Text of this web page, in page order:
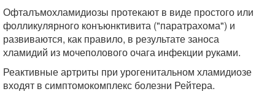
Офталъмохламидиозы протекают в виде простого или
фолликулярного конъюнктивита ("паратрахома") и
развиваются, как правило, в результате заноса
хламидий из мочеполового очага инфекции руками.
Реактивные артриты при урогенитальном хламидиозе
входят в симптомокомплекс болезни Рейтера.